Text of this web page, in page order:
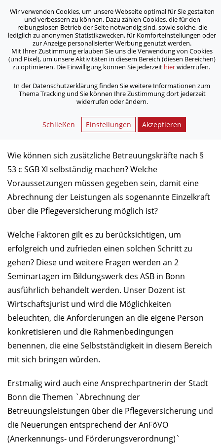
ASB Bonn/Rhein-Sieg/Eifel e.V.
bewegt Menschen
Home / Aktuelles /
Seminar Existenzgründung für zusätzliche Betreuungskräfte
Seminar Existenzgründung für
zusätzliche Betreuungskräfte
Wie können sich zusätzliche Betreuungskräfte nach §
53 c SGB XI selbständig machen? Welche
Voraussetzungen müssen gegeben sein, damit eine
Abrechnung der Leistungen als sogenannte Einzelkraft
über die Pflegeversicherung möglich ist?
Welche Faktoren gilt es zu berücksichtigen, um
erfolgreich und zufrieden einen solchen Schritt zu
gehen? Diese und weitere Fragen werden an 2
Seminartagen im Bildungswerk des ASB in Bonn
ausführlich behandelt werden. Unser Dozent ist
Wirtschaftsjurist und wird die Möglichkeiten
beleuchten, die Anforderungen an die eigene Person
konkretisieren und die Rahmenbedingungen
benennen, die eine Selbstständigkeit in diesem Bereich
mit sich bringen würden.
Erstmalig wird auch eine Ansprechpartnerin der Stadt
Bonn die Themen `Abrechnung der
Betreuungsleistungen über die Pflegeversicherung und
die Neuerungen entsprechend der AnFöVO
(Anerkennungs- und Förderungsverordnung)`
Wir verwenden Cookies, um unsere Webseite optimal für Sie gestalten
und verbessern zu können. Dazu zählen Cookies, die für den
reibungslosen Betrieb der Seite notwendig sind, sowie solche, die
lediglich zu anonymen Statistikzwecken, für Komforteinstellungen oder
zur Anzeige personalisierter Werbung genutzt werden.
Mit Ihrer Zustimmung erlauben Sie uns die Verwendung von Cookies
(und Pixel), um unsere Aktivitäten in diesem Bereich (diesen Bereichen)
zu optimieren. Die Einwilligung können Sie jederzeit hierwiderrufen.
In der Datenschutzerklärung finden Sie weitere Informationen zum
Thema Tracking und Sie können Ihre Zustimmung dort jederzeit
widerrufen oder ändern.
Schließen Einstellungen Akzeptieren